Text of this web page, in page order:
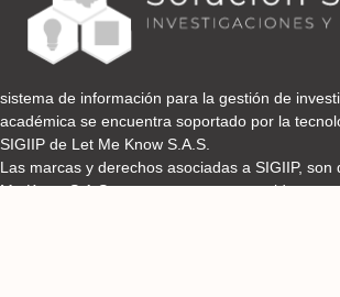
sistema de información para la gestión de
académica se encuentra soportado por la
SIGIIP de Let Me Know S.A.S.
Las marcas y derechos asociadas a SIGIIP,
Me Know S.A.S y se encuentran protegidos por